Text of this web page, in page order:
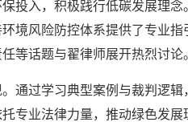
投入，积极践行低碳发展理念
境风险防控体系提供了专业指
等话题与翟律师展开热烈讨论
通过学习典型案例与裁判逻辑
专业法律力量，推动绿色发展